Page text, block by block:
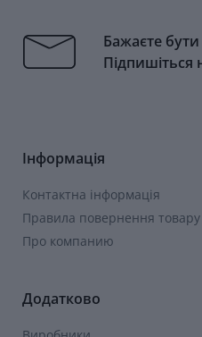
Бажаєте
Підпишіться
Інформація
Контактна інформація
Правила повернення товару
Про компанию
Додатково